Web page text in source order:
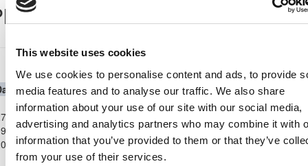
This website uses cookies
We use cookies to personalise content and ads, to provide
media features and to analyse our traffic. We also share
information about your use of our site with our social media,
advertising and analytics partners who may combine it with
information that you’ve provided to them or that they’ve
from your use of their services.
Record
Ανώτατη Κατηγορία Παίδων Κ-15 2025/26
Competition Home TeamH A Away Team MinutesIn Out
Ανώτατη
Κατηγορία
Παίδων
Κ-15
2025/26
ΑΝΟΡΘΩΣΗ
ΑΜΜΟΧΩΣΤΟΥ4 1ΑΕΚ
ΛΑΡΝΑΚΑΣ
60' 60'